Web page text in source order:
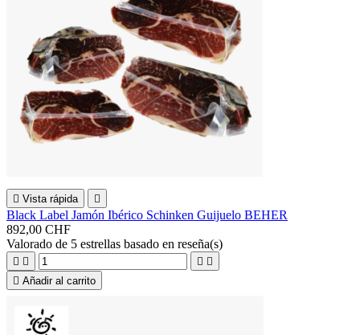
 Vista rápida 
Black Label Jamón Ibérico Schinken Guijuelo BEHER
892,00 CHF
Valorado de 5 estrellas basado en reseña(s)
   
 Añadir al carrito